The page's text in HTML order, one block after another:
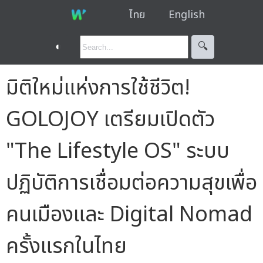
ไทย English
◐ 🔍︎
มิติใหม่แห่งการใช้ชีวิต!
GOLOJOY เตรียมเปิดตัว
"The Lifestyle OS" ระบบ
ปฏิบัติการเชื่อมต่อความสุขเพื่อ
คนเมืองและ Digital Nomad
ครั้งแรกในไทย